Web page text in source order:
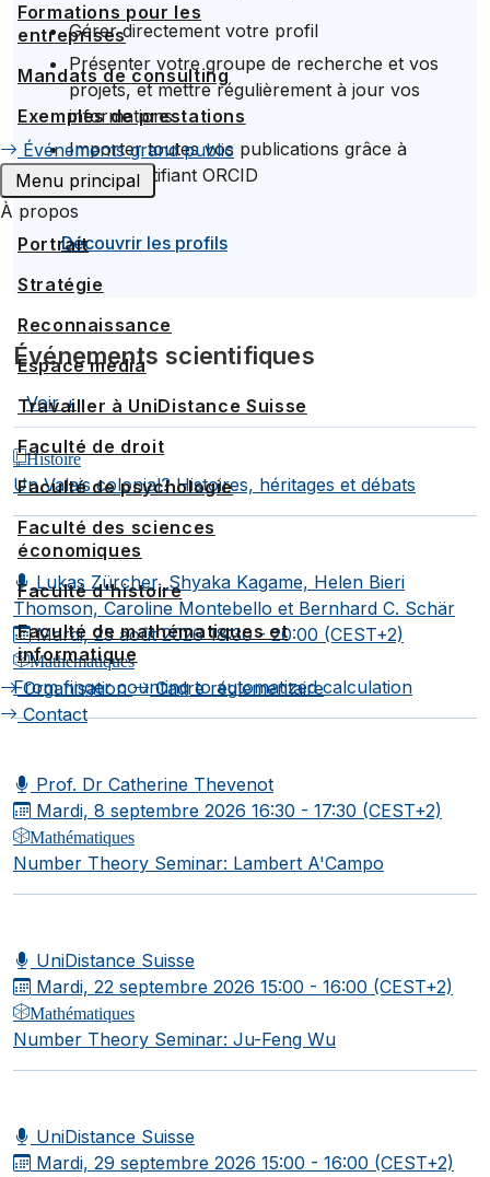
Formations pour les
entreprises
Mandats de consulting
Exemples de prestations
Événements grand public
Menu principal
À propos
Portrait
Stratégie
Reconnaissance
Espace media
Travailler à UniDistance Suisse
Faculté de droit
Faculté de psychologie
Faculté des sciences
économiques
Faculté d'histoire
Faculté de mathématiques et
informatique
Organisation
Cadre réglementaire
Contact
Gérer directement votre profil
Présenter votre groupe de recherche et vos
projets, et mettre régulièrement à jour vos
informations
Importer toutes vos publications grâce à
votre identifiant ORCID
Découvrir les profils
Événements scientifiques
Voir +
Histoire
Un Valais colonial? Histoires, héritages et débats
Lukas Zürcher, Shyaka Kagame, Helen Bieri
Thomson, Caroline Montebello et Bernhard C. Schär
Mardi, 25 août 2026 18:30 - 20:00 (CEST+2)
Mathématiques
From finger counting to automatized calculation
Prof. Dr Catherine Thevenot
Mardi, 8 septembre 2026 16:30 - 17:30 (CEST+2)
Mathématiques
Number Theory Seminar: Lambert A'Campo
UniDistance Suisse
Mardi, 22 septembre 2026 15:00 - 16:00 (CEST+2)
Mathématiques
Number Theory Seminar: Ju-Feng Wu
UniDistance Suisse
Mardi, 29 septembre 2026 15:00 - 16:00 (CEST+2)